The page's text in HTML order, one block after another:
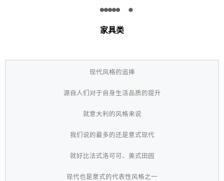
家具类
现代风格的追捧
源自人们对于自身生活品质的提升
就意大利的风格来说
我们说的最多的还是意式现代
就好比法式洛可可、美式田园
现代也是意式的代表性风格之一